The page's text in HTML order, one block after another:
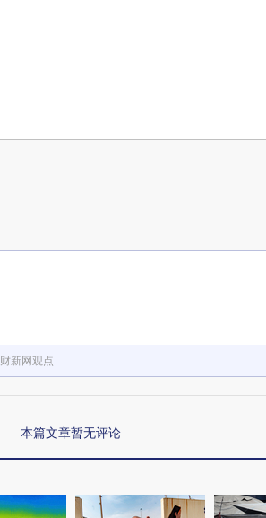
新网观点
本篇文章暂无评论